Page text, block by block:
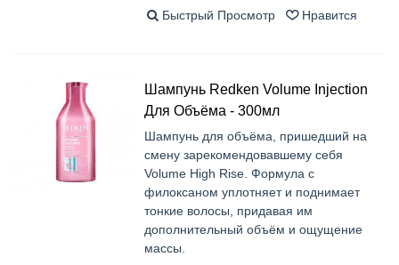
Быстрый Просмотр Нравится
Шампунь Redken Volume Injection
Для Объёма - 300мл
Шампунь для объёма, пришедший на
смену зарекомендовавшему себя
Volume High Rise. Формула с
филоксаном уплотняет и поднимает
тонкие волосы, придавая им
дополнительный объём и ощущение
массы.